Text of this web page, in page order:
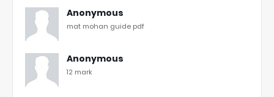
Anonymous
mat mohan guide pdf
Anonymous
12 mark